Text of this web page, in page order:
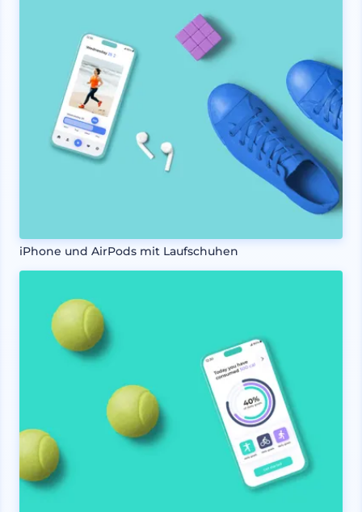
iPhone und AirPods mit Laufschuhen